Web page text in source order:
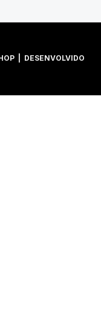
| DESENVOLVIDO